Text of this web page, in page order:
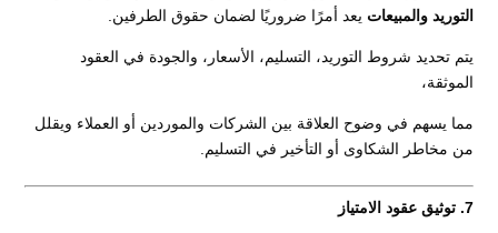
التوريد والمبيعات يعد أمرًا ضروريًا لضمان حقوق الطرفين.
يتم تحديد شروط التوريد، التسليم، الأسعار، والجودة في العقود
الموثقة،
مما يسهم في وضوح العلاقة بين الشركات والموردين أو العملاء ويقلل
من مخاطر الشكاوى أو التأخير في التسليم.
7. توثيق عقود الامتياز